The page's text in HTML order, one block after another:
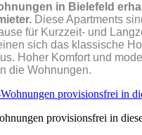
in Bielefeld
Diese Apartments
für Kurzzeit- und
sich das klassische
Hoher Komfort und
die Wohnungen.
provisionsfrei in